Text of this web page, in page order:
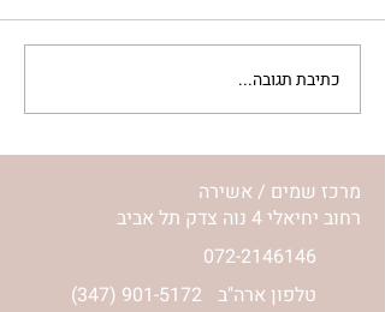
מתגעגעות לבית המפגש,
השיעור לתשעה באב | הר'
ימימה מזרחי
כתיבת תגובה...
מרכז שמים / אשירה
רחוב יחיאלי 4 נוה צדק תל אביב
072-2146146
(347) 901-5172 טלפון ארה"ב